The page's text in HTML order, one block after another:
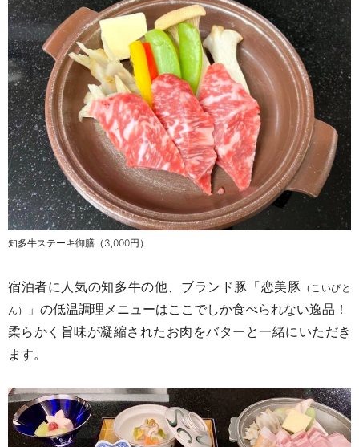
知多牛ステーキ御膳（ 3,000円）
宿泊者に人気の知多牛の他、ブランド豚「恋美豚 （こいびと
ん）
」の低温調理メニューはここでしか食べられない逸品！
柔らかく旨味が凝縮されたお肉をバターと一緒にいただき
ます。